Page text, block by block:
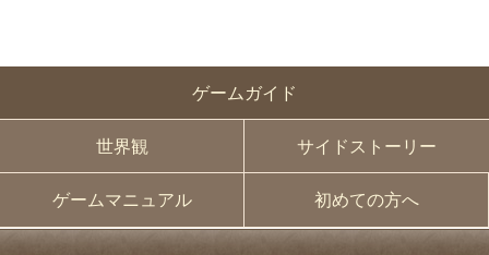
ゲームガイド
世界観 サイドストーリー
ゲームマニュアル 初めての方へ